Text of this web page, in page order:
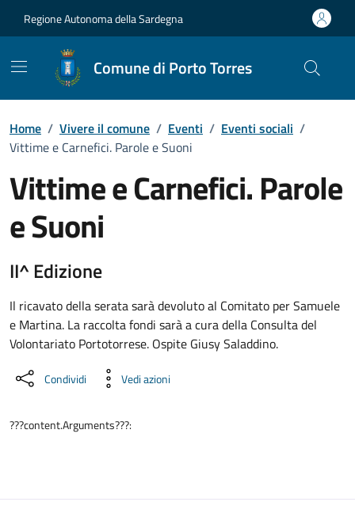
Regione Autonoma della Sardegna
Comune di Porto Torres
Home / Vivere il comune / Eventi / Eventi sociali /
Vittime e Carnefici. Parole e Suoni
Vittime e Carnefici. Parole
e Suoni
Dettaglio dell'evento
II^ Edizione
Il ricavato della serata sarà devoluto al Comitato per Samuele
e Martina. La raccolta fondi sarà a cura della Consulta del
Volontariato Portotorrese. Ospite Giusy Saladdino.
Condividi Vedi azioni
???content.Arguments???: